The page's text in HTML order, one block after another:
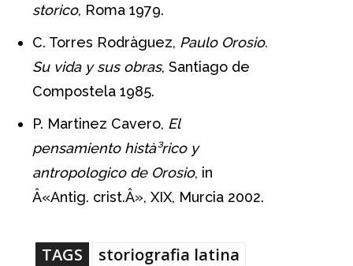
storico, Roma 1979.
C. Torres Rodrà­guez, Paulo Orosio.
Su vida y sus obras, Santiago de
Compostela 1985.
P. Martinez Cavero, El
pensamiento histà³rico y
antropologico de Orosio, in
Â«Antig. crist.Â», XIX, Murcia 2002.
TAGS storiografia latina